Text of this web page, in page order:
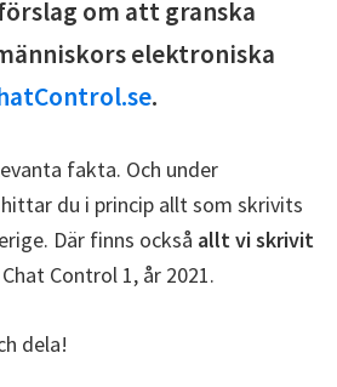
om att granska
elektroniska
.
fakta. Och under
hittar du i princip allt som skrivits
Där finns också allt vi skrivit
Control 1, år 2021.
dela!